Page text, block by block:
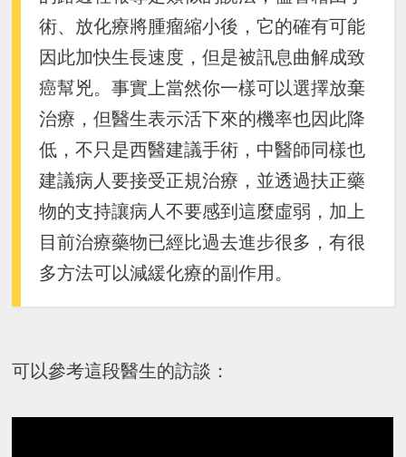
術、放化療將腫瘤縮小後，它的確有可能
因此加快生長速度，但是被訊息曲解成致
癌幫兇。事實上當然你一樣可以選擇放棄
治療，但醫生表示活下來的機率也因此降
低，不只是西醫建議手術，中醫師同樣也
建議病人要接受正規治療，並透過扶正藥
物的支持讓病人不要感到這麼虛弱，加上
目前治療藥物已經比過去進步很多，有很
多方法可以減緩化療的副作用。
可以參考這段醫生的訪談：